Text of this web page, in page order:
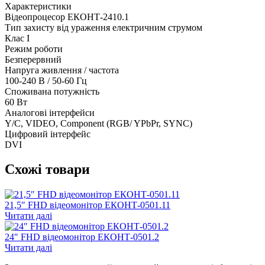
Характеристики
Відеопроцесор ЕКОНТ-2410.1
Тип захисту від ураження електричним струмом
Клас I
Режим роботи
Безперервний
Напруга живлення / частота
100-240 В / 50-60 Гц
Споживана потужність
60 Вт
Аналогові інтерфейси
Y/C, VIDEO, Component (RGB/ YPbPr, SYNC)
Цифровий інтерфейс
DVI
Схожі товари
21,5″ FHD відеомонітор ЕКОНТ-0501.11
Читати далі
24″ FHD відеомонітор ЕКОНТ-0501.2
Читати далі